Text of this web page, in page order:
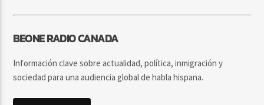
BEONE RADIO CANADA
Información clave sobre actualidad, política, inmigración y
sociedad para una audiencia global de habla hispana.